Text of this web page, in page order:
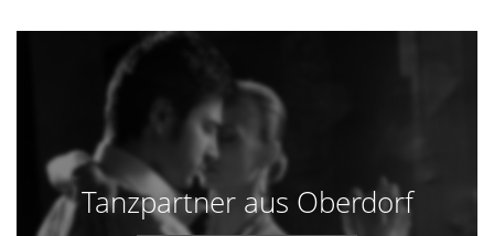
Tanzpartner aus Oberdorf